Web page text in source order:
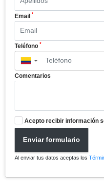
Email *
Teléfono *
▼
Comentarios
Acepto recibir información
Enviar formulario
Al enviar tus datos aceptas los